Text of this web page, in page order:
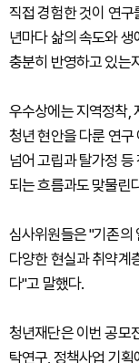
직접 경험한 것이 연
년마다 삶의 속도와
충분히 반영하고 있는
우수상에는 지역정착,
청년 현안을 다룬 연구
넘어 고립과 탈가정
되는 흐름과도 맞물린
심사위원들은 "기존의
다양한 현실과 취약계
다"고 말했다.
청년재단은 이번 공모
탁연구, 정책사업 기